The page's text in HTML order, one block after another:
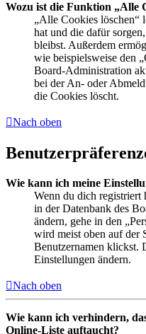
Wozu ist die Funktion „Alle
„Alle Cookies löschen“
hat und die dafür
bleibst. Außerdem
wie beispielsweise den
Board-Administration
bei der An- oder
die Cookies löscht.
Nach oben
Wie kann ich meine
Wenn du dich registriert
in der Datenbank des
ändern, gehe in den
wird meist oben auf der
Benutzernamen klickst.
Einstellungen ändern.
Nach oben
Wie kann ich verhindern,
Online-Liste auftaucht?